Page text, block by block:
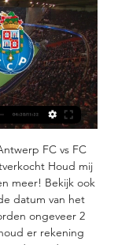
FC vs FC
Houd mij
meer! Bekijk ook
datum van het
ongeveer 2
er rekening